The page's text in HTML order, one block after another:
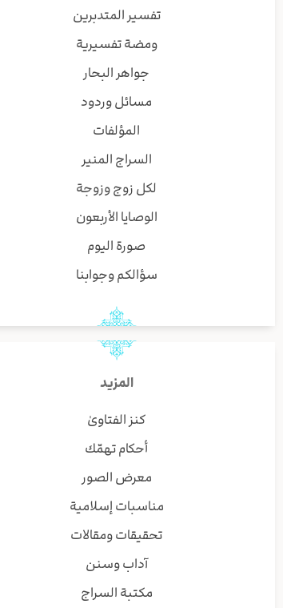
تفسير المتدبرين
ومضة تفسيرية
جواهر البحار
مسائل وردود
المؤلفات
السراج المنير
لكل زوج وزوجة
الوصايا الأربعون
صورة اليوم
سؤالكم وجوابنا
المزيد
كنز الفتاوىٰ
أحكام تهمّك
معرض الصور
مناسبات إسلامية
تحقيقات ومقالات
آداب وسنن
مكتبة السراج